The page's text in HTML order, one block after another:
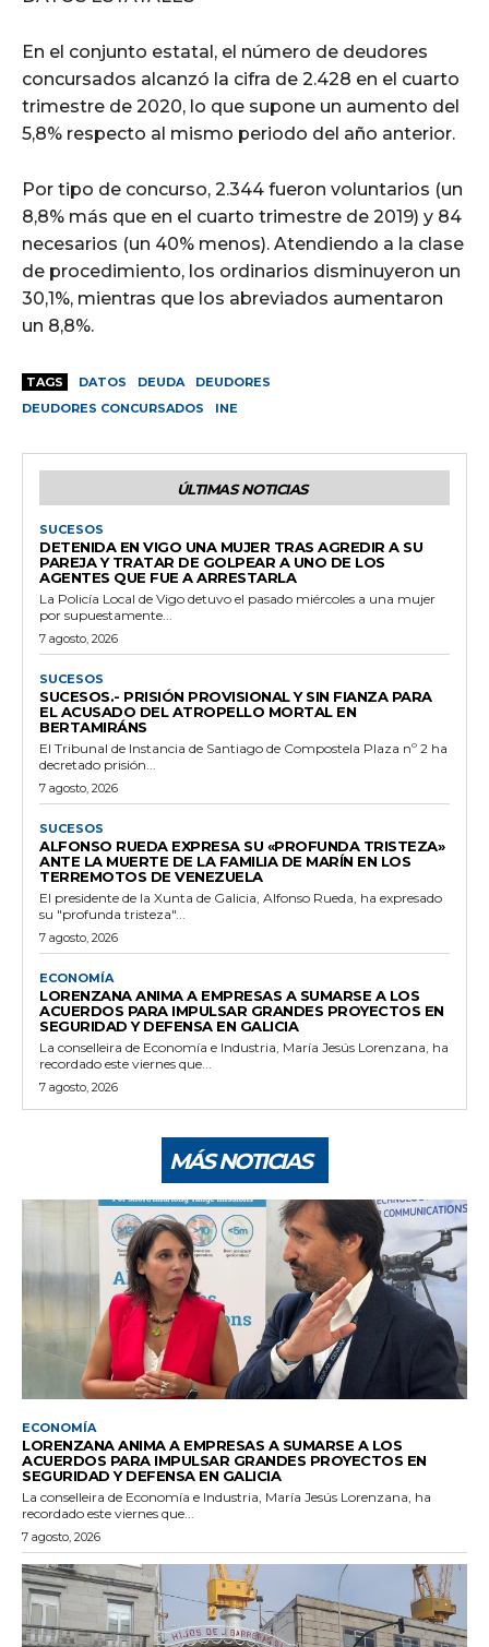
En el conjunto estatal, el número de deudores
concursados alcanzó la cifra de 2.428 en el cuarto
trimestre de 2020, lo que supone un aumento del
5,8% respecto al mismo periodo del año anterior.
Por tipo de concurso, 2.344 fueron voluntarios (un
8,8% más que en el cuarto trimestre de 2019) y 84
necesarios (un 40% menos). Atendiendo a la clase
de procedimiento, los ordinarios disminuyeron un
30,1%, mientras que los abreviados aumentaron
un 8,8%.
TAGS DATOS DEUDA
DEUDORES
DEUDORES CONCURSADOS
INE
ÚLTIMAS NOTICIAS
SUCESOS
DETENIDA EN VIGO UNA MUJER TRAS AGREDIR A SU
PAREJA Y TRATAR DE GOLPEAR A UNO DE LOS
AGENTES QUE FUE A ARRESTARLA
La Policía Local de Vigo detuvo el pasado miércoles a una mujer
por supuestamente...
7 agosto, 2026
SUCESOS
SUCESOS.- PRISIÓN PROVISIONAL Y SIN FIANZA PARA
EL ACUSADO DEL ATROPELLO MORTAL EN
BERTAMIRÁNS
El Tribunal de Instancia de Santiago de Compostela Plaza nº 2 ha
decretado prisión...
7 agosto, 2026
SUCESOS
ALFONSO RUEDA EXPRESA SU «PROFUNDA TRISTEZA»
ANTE LA MUERTE DE LA FAMILIA DE MARÍN EN LOS
TERREMOTOS DE VENEZUELA
El presidente de la Xunta de Galicia, Alfonso Rueda, ha expresado
su "profunda tristeza"...
7 agosto, 2026
ECONOMÍA
LORENZANA ANIMA A EMPRESAS A SUMARSE A LOS
ACUERDOS PARA IMPULSAR GRANDES PROYECTOS EN
SEGURIDAD Y DEFENSA EN GALICIA
La conselleira de Economía e Industria, María Jesús Lorenzana, ha
recordado este viernes que...
7 agosto, 2026
MÁS NOTICIAS
ECONOMÍA
LORENZANA ANIMA A EMPRESAS A SUMARSE A LOS
ACUERDOS PARA IMPULSAR GRANDES PROYECTOS EN
SEGURIDAD Y DEFENSA EN GALICIA
La conselleira de Economía e Industria, María Jesús Lorenzana, ha
recordado este viernes que...
7 agosto, 2026